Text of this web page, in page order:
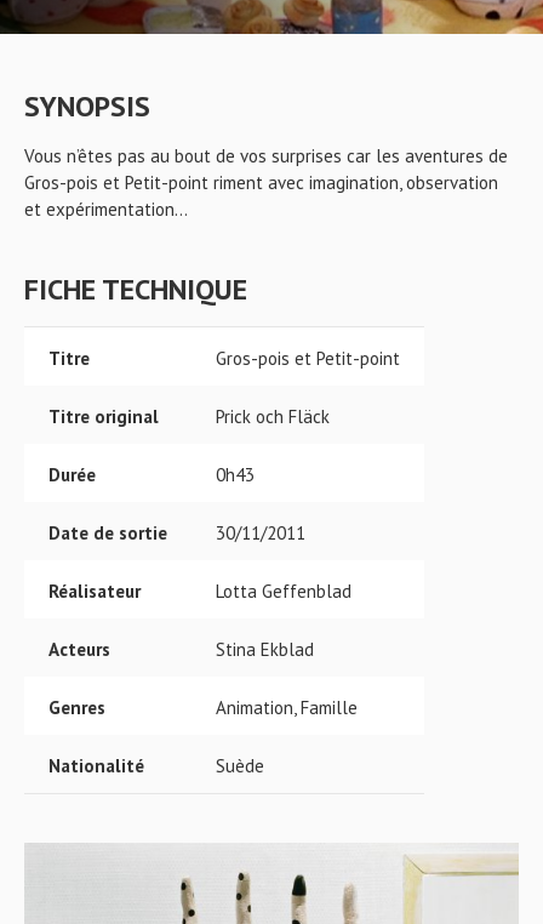
SYNOPSIS
Vous n’êtes pas au bout de vos surprises car les aventures de
Gros-pois et Petit-point riment avec imagination, observation
et expérimentation...
FICHE TECHNIQUE
Titre Gros-pois et Petit-point
Titre original Prick och Fläck
Durée 0h43
Date de sortie 30/11/2011
Réalisateur Lotta Geffenblad
Acteurs Stina Ekblad
Genres Animation, Famille
Nationalité Suède